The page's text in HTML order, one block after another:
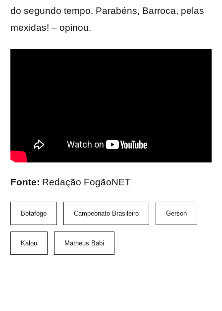
do segundo tempo. Parabéns, Barroca, pelas
mexidas! – opinou.
Fonte: Redação FogãoNET
Botafogo Campeonato Brasileiro Gerson
Kalou Matheus Babi